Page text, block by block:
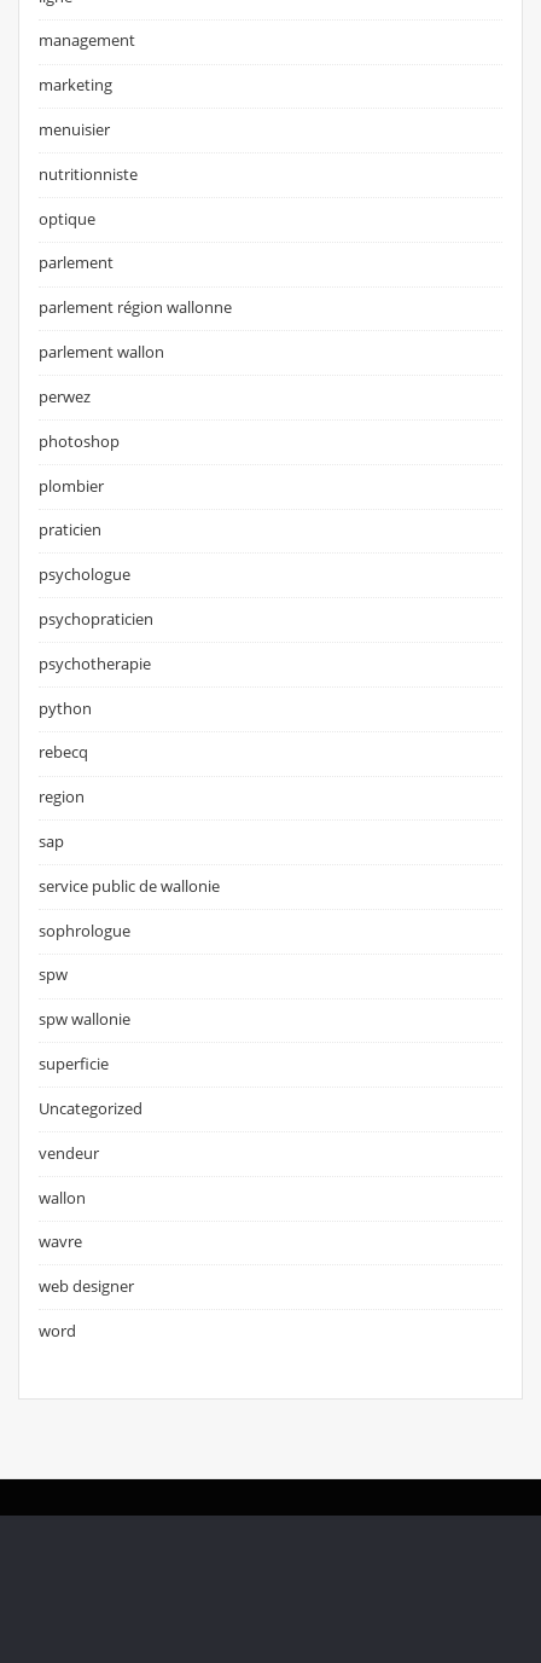
management
marketing
menuisier
nutritionniste
optique
parlement
parlement région wallonne
parlement wallon
perwez
photoshop
plombier
praticien
psychologue
psychopraticien
psychotherapie
python
rebecq
region
sap
service public de wallonie
sophrologue
spw
spw wallonie
superficie
Uncategorized
vendeur
wallon
wavre
web designer
word